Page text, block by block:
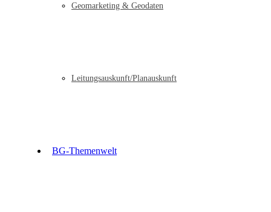
Geomarketing & Geodaten
Leitungsauskunft/Planauskunft
BG-Themenwelt